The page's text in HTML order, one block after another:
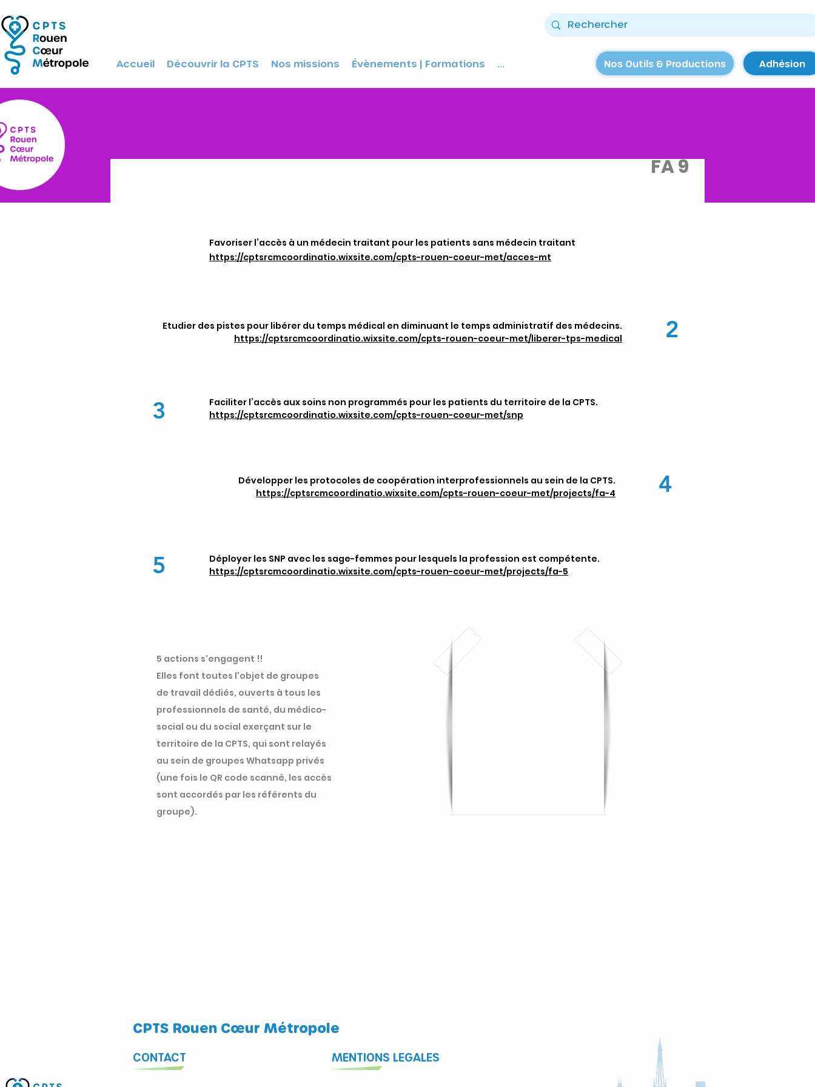
Accueil Découvrir la CPTS Nos missions Évènements | Formations ... Nos Outils & Productions Adhésion
FA 9
Favoriser l’accès à un médecin traitant pour les patients sans médecin traitant
https://cptsrcmcoordinatio.wixsite.com/cpts-rouen-coeur-met/acces-mt
Etudier des pistes pour libérer du temps médical en diminuant le temps administratif des médecins.
https://cptsrcmcoordinatio.wixsite.com/cpts-rouen-coeur-met/liberer-tps-medical
2
3
Faciliter l’accès aux soins non programmés pour les patients du territoire de la CPTS.
https://cptsrcmcoordinatio.wixsite.com/cpts-rouen-coeur-met/snp
Développer les protocoles de coopération interprofessionnels au sein de la CPTS.
https://cptsrcmcoordinatio.wixsite.com/cpts-rouen-coeur-met/projects/fa-4
4
5
Déployer les SNP avec les sage-femmes pour lesquels la profession est compétente.
https://cptsrcmcoordinatio.wixsite.com/cpts-rouen-coeur-met/projects/fa-5
5 actions s'engagent !!
Elles font toutes l'objet de groupes
de travail dédiés, ouverts à tous les
professionnels de santé, du médico-
social ou du social exerçant sur le
territoire de la CPTS, qui sont relayés
au sein de groupes Whatsapp privés
(une fois le QR code scanné, les accès
sont accordés par les référents du
groupe).
CPTS Rouen Cœur Métropole
CONTACT MENTIONS LEGALES